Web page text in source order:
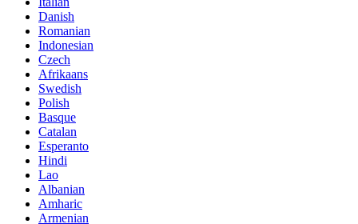
Danish
Romanian
Indonesian
Czech
Afrikaans
Swedish
Polish
Basque
Catalan
Esperanto
Hindi
Lao
Albanian
Amharic
Armenian